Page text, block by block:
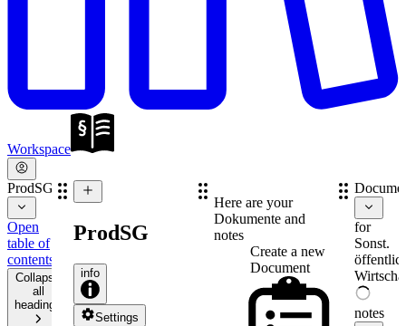
Workspace
ProdSG
Open
table of
contents
Collapse
all
headings
ProdSG
info
Settings
Here are your
Dokumente and
notes
Create a new
Document
for
Sonst.
notes